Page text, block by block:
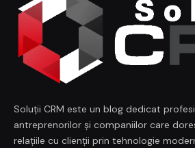
Soluții CRM este un blog dedicat
antreprenorilor și companiilor care
relațiile cu clienții prin tehnologie